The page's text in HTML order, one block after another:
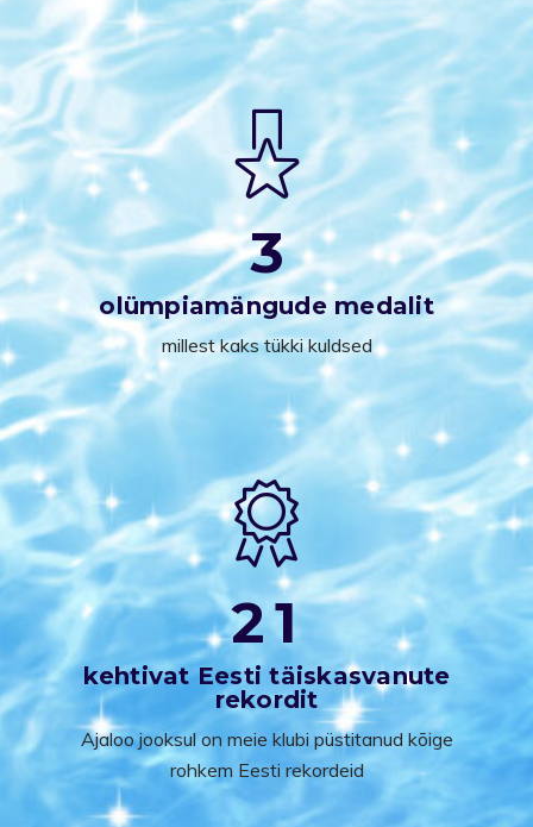
3
olümpiamängude medalit
millest kaks tükki kuldsed
21
kehtivat Eesti täiskasvanute
rekordit
Ajaloo jooksul on meie klubi püstitanud kõige
rohkem Eesti rekordeid